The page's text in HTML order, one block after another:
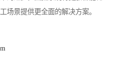
场景提供更全面的解决方案。